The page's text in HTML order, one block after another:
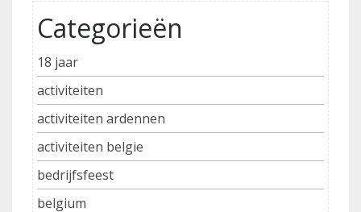
Categorieën
18 jaar
activiteiten
activiteiten ardennen
activiteiten belgie
bedrijfsfeest
belgium